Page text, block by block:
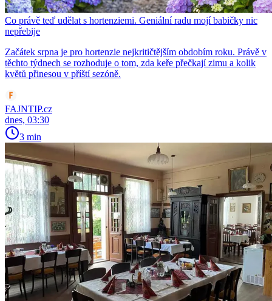
Co právě teď udělat s hortenziemi. Geniální radu mojí babičky nic
nepřebije
Začátek srpna je pro hortenzie nejkritičtějším obdobím roku. Právě v
těchto týdnech se rozhoduje o tom, zda keře přečkají zimu a kolik
květů přinesou v příští sezóně.
FAJNTIP.cz
dnes, 03:30
3 min